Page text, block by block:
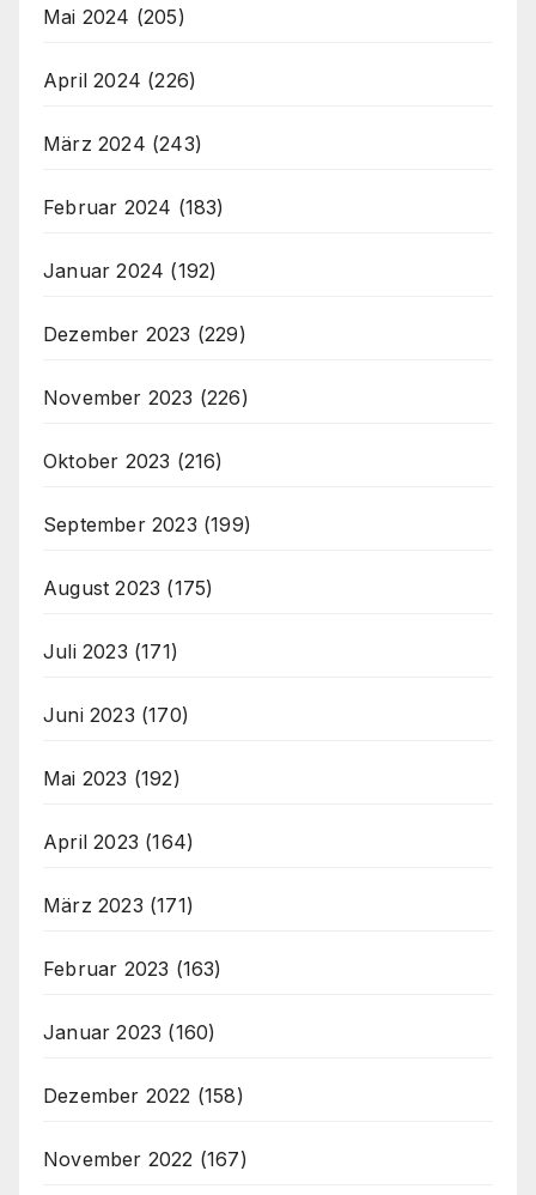
Mai 2024 (205)
April 2024 (226)
März 2024 (243)
Februar 2024 (183)
Januar 2024 (192)
Dezember 2023 (229)
November 2023 (226)
Oktober 2023 (216)
September 2023 (199)
August 2023 (175)
Juli 2023 (171)
Juni 2023 (170)
Mai 2023 (192)
April 2023 (164)
März 2023 (171)
Februar 2023 (163)
Januar 2023 (160)
Dezember 2022 (158)
November 2022 (167)